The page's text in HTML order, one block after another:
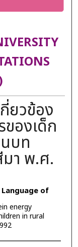
ยวข้อง
ของเด็ก
บท
า พ.ศ.
of
energy
in rural